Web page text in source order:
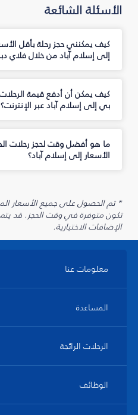
الأسئلة الشائعة
كيف يمكنني حجز رحلة بأقل
إلى إسلام آباد من خلال فلاي
كيف يمكن أن أدفع قيمة
بي إلى إسلام آباد عبر الإنترنت؟
ما هو أفضل وقت لحجز رحلات
الأسعار إلى إسلام آباد؟
تكون متوفرة في وقت الحجز. قد
الإضافات الاختيارية.
معلومات عنا
المساعدة
الرحلات الرائجة
الوظائف